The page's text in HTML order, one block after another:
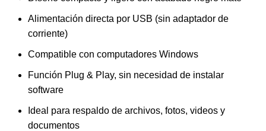
Alimentación directa por USB (sin adaptador de
corriente)
Compatible con computadores Windows
Función Plug & Play, sin necesidad de instalar
software
Ideal para respaldo de archivos, fotos, videos y
documentos